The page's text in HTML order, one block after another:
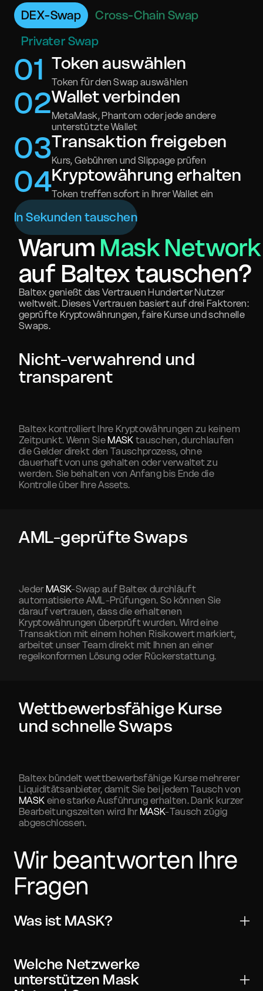
DEX-Swap
Cross-Chain Swap
Privater Swap
01 Token auswählen
Token für den Swap auswählen
02Wallet verbinden
MetaMask, Phantom oder jede andere
unterstützte Wallet
03Transaktion freigeben
Kurs, Gebühren und Slippage prüfen
04Kryptowährung erhalten
Token treffen sofort in Ihrer Wallet ein
In Sekunden tauschen
Warum Mask Network
auf Baltex tauschen?
Baltex genießt das Vertrauen Hunderter Nutzer
weltweit. Dieses Vertrauen basiert auf drei Faktoren:
geprüfte Kryptowährungen, faire Kurse und schnelle
Swaps.
Nicht-verwahrend und
transparent
Baltex kontrolliert Ihre Kryptowährungen zu keinem
Zeitpunkt. Wenn SieMASK tauschen, durchlaufen
die Gelder direkt den Tauschprozess, ohne
dauerhaft von uns gehalten oder verwaltet zu
werden. Sie behalten von Anfang bis Ende die
Kontrolle über Ihre Assets.
AML-geprüfte Swaps
JederMASK-Swap auf Baltex durchläuft
automatisierte AML-Prüfungen. So können Sie
darauf vertrauen, dass die erhaltenen
Kryptowährungen überprüft wurden. Wird eine
Transaktion mit einem hohen Risikowert markiert,
arbeitet unser Team direkt mit Ihnen an einer
regelkonformen Lösung oder Rückerstattung.
Wettbewerbsfähige Kurse
und schnelle Swaps
Baltex bündelt wettbewerbsfähige Kurse mehrerer
Liquiditätsanbieter, damit Sie bei jedem Tausch von
MASK eine starke Ausführung erhalten. Dank kurzer
Bearbeitungszeiten wird IhrMASK-Tausch zügig
abgeschlossen.
Wir beantworten Ihre
Fragen
Was ist MASK?
Übertragungen, Handel und Web3-Anwendungen. Es
wird von vielen wichtigen Wallets und Börsen
unterstützt und kann mit On-Chain-Verifizierung
Welche Netzwerke
unterstützen Mask